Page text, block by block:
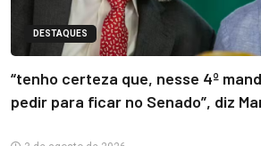
DESTAQUES
“tenho certeza que, nesse 4º
pedir para ficar no Senado”, diz